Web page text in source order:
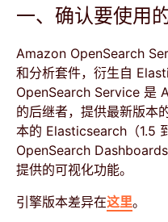
一、确认要使用
Amazon OpenSearch
和分析套件，衍生自
OpenSearch Service 是
的后继者，提供最新版本
本的 Elasticsearch（1.5
OpenSearch Dashboards
提供的可视化功能。
引擎版本差异在这里。